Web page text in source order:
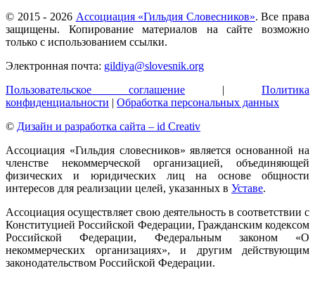
© 2015 - 2026 Ассоциация «Гильдия Словесников». Все права
защищены. Копирование материалов на сайте возможно
только с использованием ссылки.
Электронная почта: gildiya@slovesnik.org
Пользовательское соглашение | Политика
конфиденциальности | Обработка персональных данных
© Дизайн и разработка сайта – id Creativ
Ассоциация «Гильдия словесников» является основанной на
членстве некоммерческой организацией, объединяющей
физических и юридических лиц на основе общности
интересов для реализации целей, указанных в Уставе.
Ассоциация осуществляет свою деятельность в соответствии с
Конституцией Российской Федерации, Гражданским кодексом
Российской Федерации, Федеральным законом «О
некоммерческих организациях», и другим действующим
законодательством Российской Федерации.